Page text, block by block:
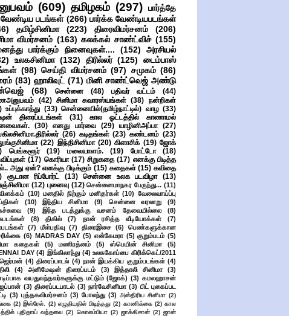
(609) தமிழகம் (297) பார்த்தே
வேண்டிய படங்கள் (266) பார்க்க வேண்டியபடங்கள்
தமிழ்சினிமா (223) திரைவிமர்சனம்
(206)
விமர்சனம் (163) கலக்கல் சாண்ட்விச் (155)
பார்க்கும் நினைவுகள்....
(152)
அரசியல்
உலகசினிமா (132) திரில்லர் (125)
டைம்பாஸ்
(98) செய்தி விமர்சனம் (97) சமுகம் (86)
(83) ஹாலிவுட் (71) மினி சாண்ட்வெஜ் அண்டு
(68) சென்னை (48) பதிவர் வட்டம்
(44)
(42) சினிமா சுவாரஸ்யங்கள் (38) நன்றிகள்
உப்புக்காத்து (33) சென்னையில்(தமிழ்நாட்டில்) வாழ (33)
திரைப்படங்கள்
(31)
கால ஓட்டத்தில் காணாமல்
(30) எனது பார்வை (29) யாழினிஅப்பா (27)
(26) கடிதங்கள் (23) கண்டனம் (23)
(22) இந்திசினிமா (20) கிளாசிக் (19) ஜோக்
பெங்களூர் (19) மலையாளம். (19) போட்டோ
(18)
(17) கொரியா (17) சிறுகதை (17) எனக்கு பிடித்த
அது ஏன்? எனக்கு பிடிக்கும் (15) கதைகள் (15) கவிதை
சூடான ரிப்போர்ட் (13) சென்னை உலக படவிழா
(13)
(12) புனைவு (12) சென்னைமாநகர பேருந்து... (11)
(10) மனதில் நிற்கும் மனிதர்கள் (10) வேலைவாய்ப்பு
(10) இந்திய சினிமா (9) சென்னை வரலாறு
(9)
(9) இந்த படத்துக்கு வசனம் தேவையில்லை
(8)
(8) திகில் (7) நான் ரசித்த வீடியோக்கள்
(7)
(7) மீள்பதிவு (7) திரைஇசை (6)
பெண்களுக்கான
(6) MADRAS DAY (5) என்கேமரா (5) குறும்படம் (5)
கதைகள்
(5) மணிரத்னம் (5) ஸ்பெயின் சினிமா
(5)
DAY (4) இங்கிலாந்து (4) உலககோப்பை கிரிக்கெட்/2011
ஜெர்மன் (4) திரைப்பாடல் (4) நான் இயக்கிய குறும்படங்கள் (4)
(4) அனிமேஷன் திரைப்படம் (3) இத்தாலி சினிமா
(3)
வயதுவந்தவர்களுக்கு மட்டும் (ஜோக்) (3) கமலஹாசன்
ஜப்பான் (3) திரைப்படபாடல் (3) நார்வேசினிமா (3) பிட் புகைப்பட
(3) புத்தகவிமர்சனம் (3) போலந்து (3) அஸ்திரிய சினிமா (2)
(2) இஸ்ரேல். (2) எழுதியதில் பிடித்தது (2) காணிக்கை (2) கால
புதிதாய் வந்தவை (2) கொலம்பியா (2) ஜாக்கிசான் (2) ஜான்